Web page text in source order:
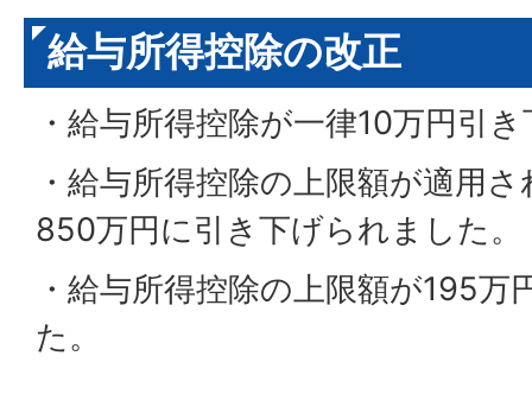
給与所得控除の改正
・給与所得控除が一律10万円引
・給与所得控除の上限額が適用
850万円に引き下げられました。
・給与所得控除の上限額が195
た。